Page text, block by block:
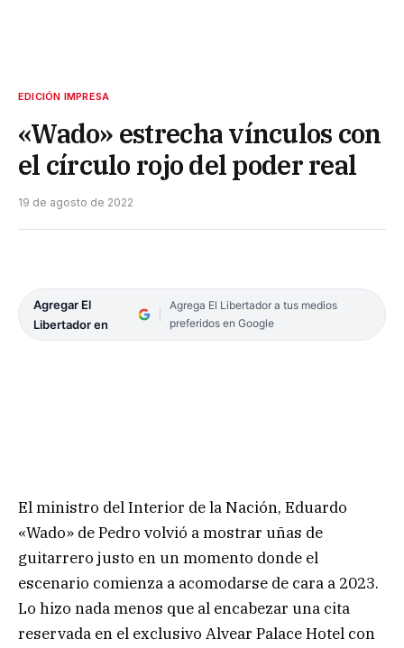
EDICIÓN IMPRESA
«Wado» estrecha vínculos con
el círculo rojo del poder real
19 de agosto de 2022
Agregar El
Libertador en
Agrega El Libertador a tus medios
preferidos en Google
El ministro del Interior de la Nación, Eduardo
«Wado» de Pedro volvió a mostrar uñas de
guitarrero justo en un momento donde el
escenario comienza a acomodarse de cara a 2023.
Lo hizo nada menos que al encabezar una cita
reservada en el exclusivo Alvear Palace Hotel con